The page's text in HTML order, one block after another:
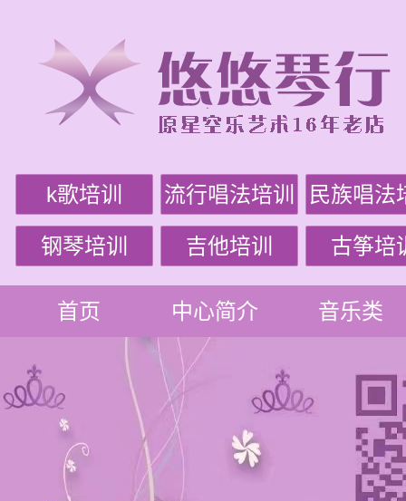
k歌培训 流行唱法培训 民族唱法
钢琴培训 吉他培训 古筝培
首页 中心简介 音乐类